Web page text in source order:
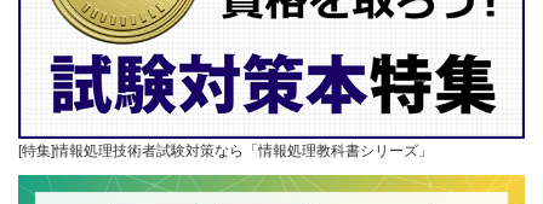
[特集]情報処理技術者試験対策なら「情報処理教科書シリーズ」